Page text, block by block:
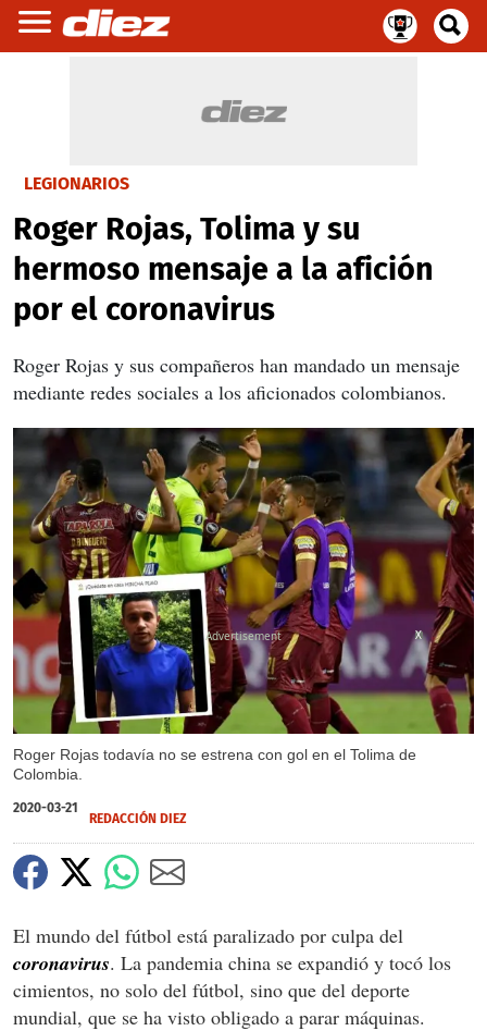
LEGIONARIOS
Roger Rojas, Tolima y su
hermoso mensaje a la afición
por el coronavirus
Roger Rojas y sus compañeros han mandado un mensaje
mediante redes sociales a los aficionados colombianos.
Roger Rojas todavía no se estrena con gol en el Tolima de
Colombia.
X
2020-03-21
REDACCIÓN DIEZ
El mundo del fútbol está paralizado por culpa del
coronavirus. La pandemia china se expandió y tocó los
cimientos, no solo del fútbol, sino que del deporte
mundial, que se ha visto obligado a parar máquinas.